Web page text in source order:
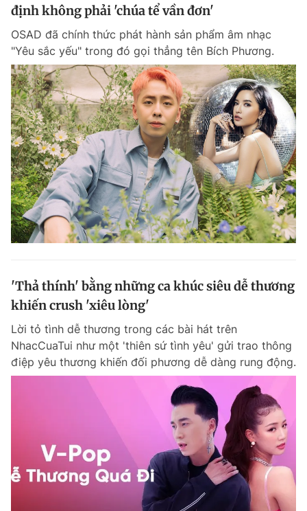
định không phải 'chúa tể vần đơn'
OSAD đã chính thức phát hành sản phẩm âm nhạc
"Yêu sắc yếu" trong đó gọi thẳng tên Bích Phương.
'Thả thính' bằng những ca khúc siêu dễ thương
khiến crush 'xiêu lòng'
Lời tỏ tình dễ thương trong các bài hát trên
NhacCuaTui như một 'thiên sứ tình yêu' gửi trao thông
điệp yêu thương khiến đối phương dễ dàng rung động.